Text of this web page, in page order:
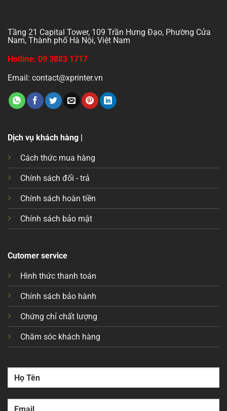
Tầng 21 Capital Tower, 109 Trần Hưng Đạo, Phường Cửa
Nam, Thành phố Hà Nội, Việt Nam
Hotline: 09 3883 1717
Email: contact@xprinter.vn
Dịch vụ khách hàng |
Cách thức mua hàng
Chính sách đổi - trả
Chính sách hoàn tiền
Chính sách bảo mật
Cutomer service
Hình thức thanh toán
Chính sách bảo hành
Chứng chỉ chất lượng
Chăm sóc khách hàng